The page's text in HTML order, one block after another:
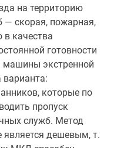
на территорию
скорая, пожарная,
в качества
готовности
машины экстренной
которые по
пропуск
служб. Метод
является дешевым, т.